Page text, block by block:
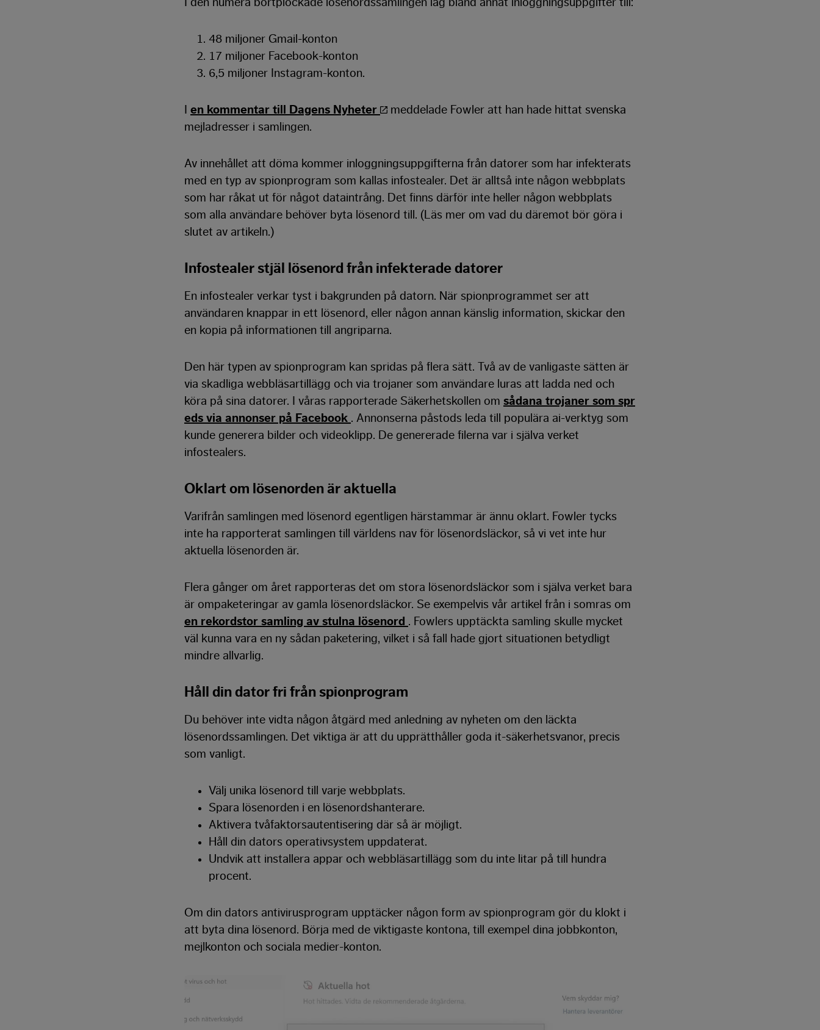
I den numera bortplockade lösenordssamlingen låg bland annat inloggningsuppgifter till:
48 miljoner Gmail-konton
17 miljoner Facebook-konton
6,5 miljoner Instagram-konton.
en kommentar till Dagens Nyheter
meddelade Fowler att han hade hittat svenska
mejladresser i samlingen.
Av innehållet att döma kommer inloggningsuppgifterna från datorer som har infekterats
med en typ av spionprogram som kallas infostealer. Det är alltså inte någon webbplats
som har råkat ut för något dataintrång. Det finns därför inte heller någon webbplats
som alla användare behöver byta lösenord till. (Läs mer om vad du däremot bör göra i
slutet av artikeln.)
Infostealer stjäl lösenord från infekterade datorer
En infostealer verkar tyst i bakgrunden på datorn. När spionprogrammet ser att
användaren knappar in ett lösenord, eller någon annan känslig information, skickar den
en kopia på informationen till angriparna.
Den här typen av spionprogram kan spridas på flera sätt. Två av de vanligaste sätten är
via skadliga webbläsartillägg och via trojaner som användare luras att ladda ned och
köra på sina datorer. I våras rapporterade Säkerhetskollen om sådana trojaner som spr
eds via annonser på Facebook . Annonserna påstods leda till populära ai-verktyg som
kunde generera bilder och videoklipp. De genererade filerna var i själva verket
infostealers.
Oklart om lösenorden är aktuella
Varifrån samlingen med lösenord egentligen härstammar är ännu oklart. Fowler tycks
inte ha rapporterat samlingen till världens nav för lösenordsläckor, så vi vet inte hur
aktuella lösenorden är.
Flera gånger om året rapporteras det om stora lösenordsläckor som i själva verket bara
är ompaketeringar av gamla lösenordsläckor. Se exempelvis vår artikel från i somras om
en rekordstor samling av stulna lösenord . Fowlers upptäckta samling skulle mycket
väl kunna vara en ny sådan paketering, vilket i så fall hade gjort situationen betydligt
mindre allvarlig.
Håll din dator fri från spionprogram
Du behöver inte vidta någon åtgärd med anledning av nyheten om den läckta
lösenordssamlingen. Det viktiga är att du upprätthåller goda it-säkerhetsvanor, precis
som vanligt.
Välj unika lösenord till varje webbplats.
Spara lösenorden i en lösenordshanterare.
Aktivera tvåfaktorsautentisering där så är möjligt.
Håll din dators operativsystem uppdaterat.
Undvik att installera appar och webbläsartillägg som du inte litar på till hundra
procent.
Om din dators antivirusprogram upptäcker någon form av spionprogram gör du klokt i
att byta dina lösenord. Börja med de viktigaste kontona, till exempel dina jobbkonton,
mejlkonton och sociala medier-konton.